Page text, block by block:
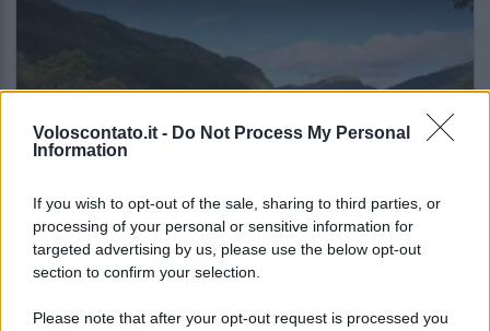
Voloscontato.it - Do Not Process My Personal
Information
If you wish to opt-out of the sale, sharing to third parties, or
processing of your personal or sensitive information for
targeted advertising by us, please use the below opt-out
section to confirm your selection.
Please note that after your opt-out request is processed you
GUIDE PER VIAGGIATORI
Il caldo non arriva ovunque: queste
destinazioni sorprendono per il clima estivo